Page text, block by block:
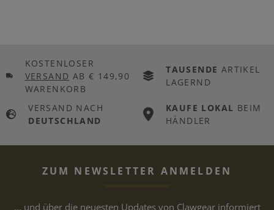
KOSTENLOSER
VERSAND AB € 149,90
WARENKORB
TAUSENDE ARTIKEL
LAGERND
VERSAND NACH
DEUTSCHLAND
KAUFE LOKAL BEIM
HÄNDLER
ZUM NEWSLETTER ANMELDEN
... und über die neuesten Updates von Clawgear informiert